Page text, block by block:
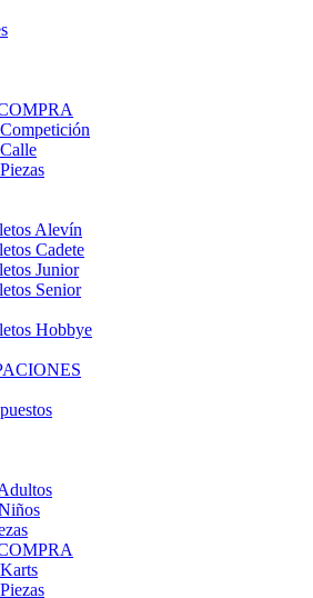
Alevín
Cadete
Junior
Senior
Hobbye